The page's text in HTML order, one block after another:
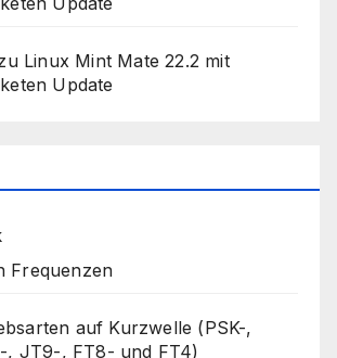
Linux Mint Mate 22.2 mit
Update
Frequenzen
auf Kurzwelle (PSK-,
, JT9-, FT8- und FT4)